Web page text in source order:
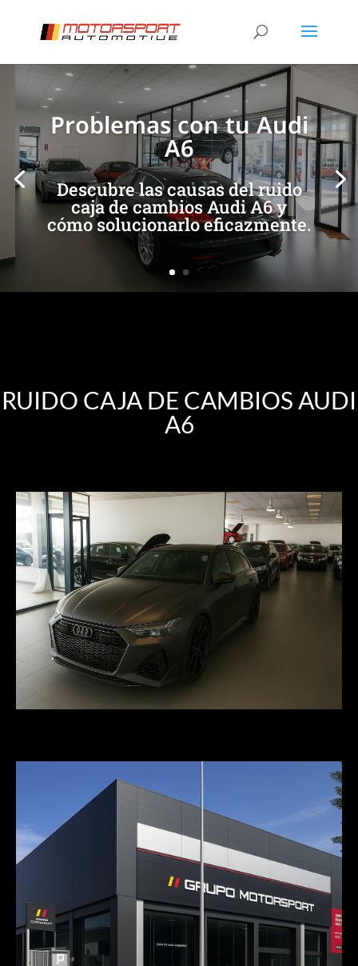
Problemas con tu Audi
A6
Descubre las causas del ruido
caja de cambios Audi A6 y
cómo solucionarlo eficazmente.
[/et_pb_slide][/et_pb_slide]
RUIDO CAJA DE CAMBIOS AUDI
A6